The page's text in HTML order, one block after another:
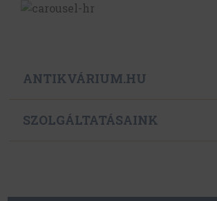
ANTIKVÁRIUM.HU
SZOLGÁLTATÁSAINK